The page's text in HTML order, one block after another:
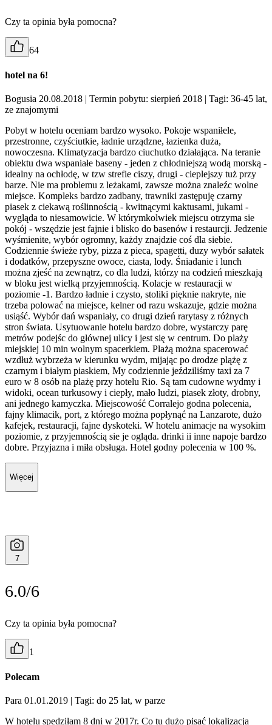
Czy ta opinia była pomocna?
64
hotel na 6!
Bogusia 20.08.2018 | Termin pobytu: sierpień 2018 | Tagi: 36-45 lat,
ze znajomymi
Pobyt w hotelu oceniam bardzo wysoko. Pokoje wspaniłele,
przestronne, czyściutkie, ładnie urządzne, łazienka duża,
nowoczesna. Klimatyzacja bardzo ciuchutko działająca. Na teranie
obiektu dwa wspaniałe baseny - jeden z chłodniejszą wodą morską -
idealny na ochłodę, w tzw strefie ciszy, drugi - cieplejszy tuż przy
barze. Nie ma problemu z leżakami, zawsze można znaleźc wolne
miejsce. Kompleks bardzo zadbany, trawniki zastępuję czarny
piasek z ciekawą roślinnością - kwitnącymi kaktusami, jukami -
wygląda to niesamowicie. W którymkolwiek miejscu otrzyma sie
pokój - wszędzie jest fajnie i blisko do basenów i restaurcji. Jedzenie
wyśmienite, wybór ogromny, każdy znajdzie coś dla siebie.
Codziennie świeże ryby, pizza z pieca, spagetti, duzy wybór sałatek
i dodatków, przepyszne owoce, ciasta, lody. Śniadanie i lunch
można zjeść na zewnątrz, co dla ludzi, którzy na codzień mieszkają
w bloku jest wielką przyjemnością. Kolacje w restauracji w
poziomie -1. Bardzo ładnie i czysto, stoliki pięknie nakryte, nie
trzeba polować na miejsce, kelner od razu wskazuje, gdzie można
usiąść. Wybór dań wspaniały, co drugi dzień rarytasy z różnych
stron świata. Usytuowanie hotelu bardzo dobre, wystarczy parę
metrów podejśc do głównej ulicy i jest się w centrum. Do plaży
miejskiej 10 min wolnym spacerkiem. Plażą można spacerować
wzdłuż wybrzeża w kierunku wydm, mijając po drodze plążę z
czarnym i białym piaskiem, My codziennie jeździliśmy taxi za 7
euro w 8 osób na plażę przy hotelu Rio. Są tam cudowne wydmy i
widoki, ocean turkusowy i ciepły, mało ludzi, piasek złoty, drobny,
ani jednego kamyczka. Miejscowość Corralejo godna polecenia,
fajny klimacik, port, z którego można popłynąć na Lanzarote, dużo
kafejek, restauracji, fajne dyskoteki. W hotelu animacje na wysokim
poziomie, z przyjemnością sie je ogląda. drinki ii inne napoje bardzo
dobre. Przyjazna i miła obsługa. Hotel godny polecenia w 100 %.
Więcej
7
6.0/6
Czy ta opinia była pomocna?
1
Polecam
Para 01.01.2019 | Tagi: do 25 lat, w parze
W hotelu spedziłam 8 dni w 2017r. Co tu dużo pisać lokalizacja